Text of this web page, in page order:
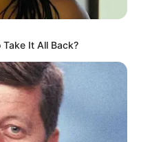
Take It All Back?